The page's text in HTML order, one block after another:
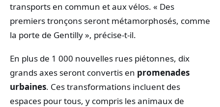
transports en commun et aux vélos. « Des
premiers tronçons seront métamorphosés, comme
la porte de Gentilly », précise-t-il.
En plus de 1 000 nouvelles rues piétonnes, dix
grands axes seront convertis en promenades
urbaines. Ces transformations incluent des
espaces pour tous, y compris les animaux de